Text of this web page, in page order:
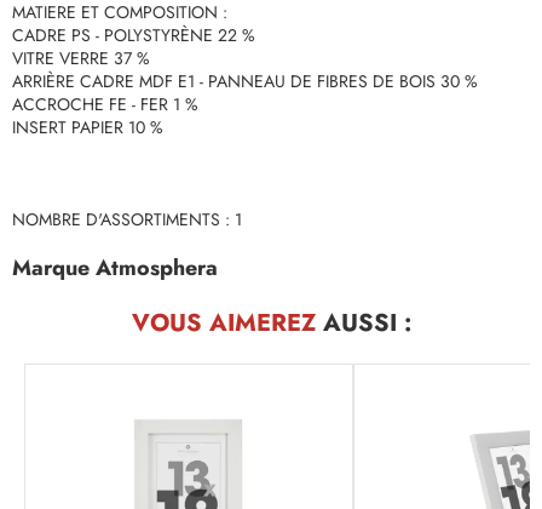
MATIERE ET COMPOSITION :
CADRE PS - POLYSTYRÈNE 22 %
VITRE VERRE 37 %
ARRIÈRE CADRE MDF E1 - PANNEAU DE FIBRES DE BOIS 30 %
ACCROCHE FE - FER 1 %
INSERT PAPIER 10 %
NOMBRE D'ASSORTIMENTS : 1
Marque Atmosphera
VOUS AIMEREZAUSSI :